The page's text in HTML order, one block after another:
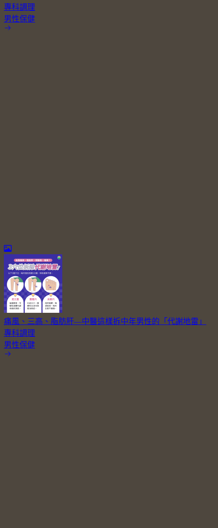
專科調理
男性保健
痛風、三高、脂肪肝—中醫這樣拆中年男性的「代謝地雷」
專科調理
男性保健